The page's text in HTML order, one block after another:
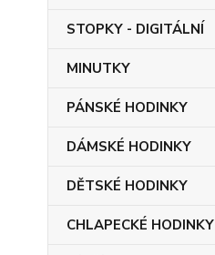
STOPKY - DIGITÁLNÍ
MINUTKY
PÁNSKÉ HODINKY
DÁMSKÉ HODINKY
DĚTSKÉ HODINKY
CHLAPECKÉ HODINKY